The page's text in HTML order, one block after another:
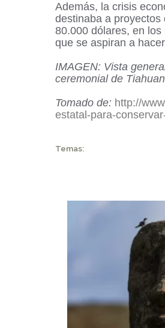
Además, la crisis
destinaba a
80.000 dólares, en
que se aspiran a
IMAGEN: Vista
ceremonial de
Tomado de: http://
estatal-para-
Temas: